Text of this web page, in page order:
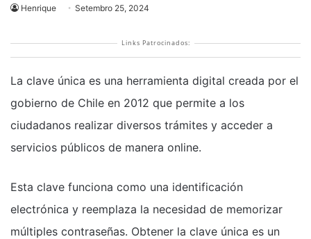
Henrique Setembro 25, 2024
Links Patrocinados:
La clave única es una herramienta digital creada por el
gobierno de Chile en 2012 que permite a los
ciudadanos realizar diversos trámites y acceder a
servicios públicos de manera online.
Esta clave funciona como una identificación
electrónica y reemplaza la necesidad de memorizar
múltiples contraseñas. Obtener la clave única es un